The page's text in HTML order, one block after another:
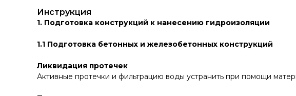
Инструкция
1. Подготовка конструкций к нанесению гидроизоляции
1.1 Подготовка бетонных и железобетонных конструкций
Ликвидация протечек
Активные протечки и фильтрацию воды устранить при помощи